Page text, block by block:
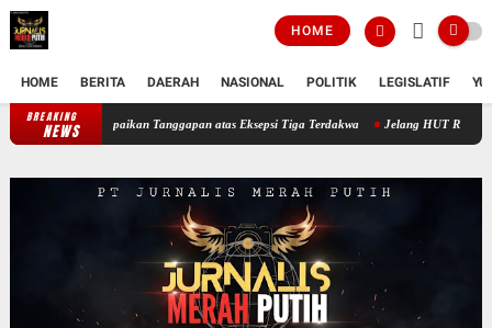
HOME
HOME BERITA DAERAH NASIONAL POLITIK LEGISLATIF
BREAKING
NEWSSidang Ketiga Dugaan Korupsi PT Semen Baturaja, JPU Sampaikan Tanggapan